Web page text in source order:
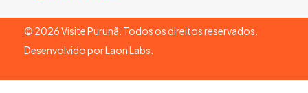
© 2026Visite Purunã. Todos os direitos reservados.
Desenvolvido porLaon Labs